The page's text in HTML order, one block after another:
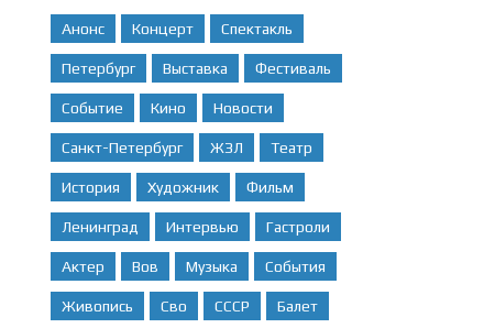
Анонс Концерт Спектакль
Петербург Выставка Фестиваль
Событие Кино Новости
Санкт-Петербург ЖЗЛ Театр
История Художник Фильм
Ленинград Интервью Гастроли
Актер Вов Музыка События
Живопись Сво СССР Балет